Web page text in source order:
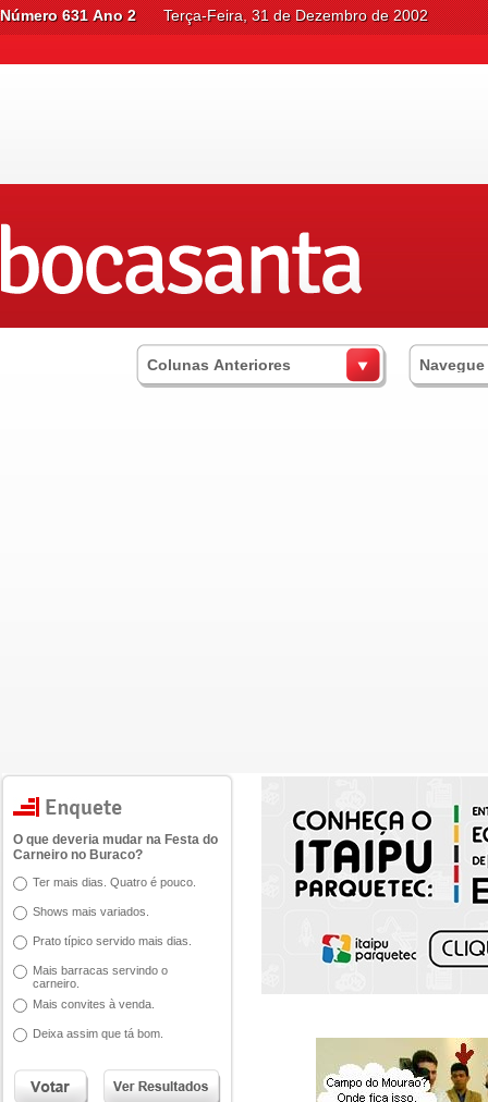
Número 631 Ano 2 Terça-Feira, 31 de Dezembro de 2002
Colunas Anteriores
O que deveria mudar na Festa do
Carneiro no Buraco?
Ter mais dias. Quatro é pouco.
Shows mais variados.
Prato típico servido mais dias.
Mais barracas servindo o
carneiro.
Mais convites à venda.
Deixa assim que tá bom.